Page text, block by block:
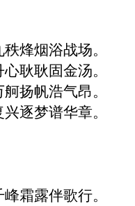
烽烟浴战场。
耿耿固金汤。
扬帆浩气昂。
逐梦谱华章。
霜露伴歌行。